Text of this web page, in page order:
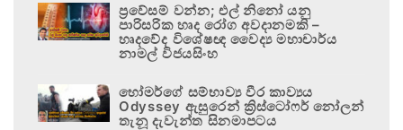
ප්‍රවේසම් වන්න; එල් නිනෝ යනු
පාරිසරික හෘද රෝග අවදානමකි –
හෘදවේද විශේෂඥ වෛද්‍ය මහාචාර්ය
නාමල් විජයසිංහ
හෝමර්ගේ සම්භාව්‍ය වීර කාව්‍යය
Odyssey ඇසුරෙන් ක්‍රිස්ටෝෆර් නෝලන්
තැනූ දැවැන්ත සිනමාපටය